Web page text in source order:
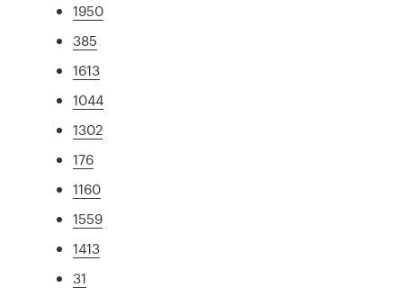
1950
385
1613
1044
1302
176
1160
1559
1413
31